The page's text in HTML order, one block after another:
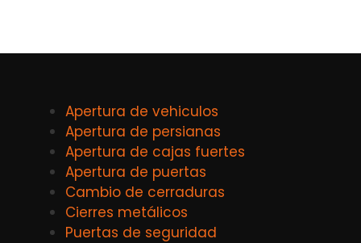
Apertura de vehiculos
Apertura de persianas
Apertura de cajas fuertes
Apertura de puertas
Cambio de cerraduras
Cierres metálicos
Puertas de seguridad